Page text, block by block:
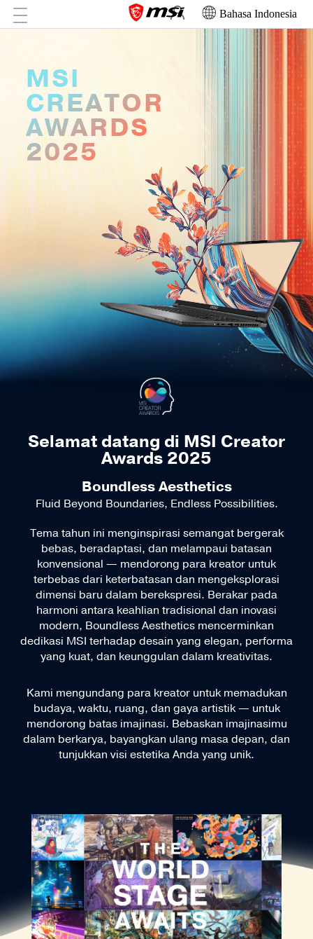
Bahasa Indonesia
MSI
CREATOR
AWARDS
2025
Selamat datang di MSI Creator
Awards 2025
Boundless Aesthetics
Fluid Beyond Boundaries, Endless Possibilities.
Tema tahun ini menginspirasi semangat bergerak
bebas, beradaptasi, dan melampaui batasan
konvensional — mendorong para kreator untuk
terbebas dari keterbatasan dan mengeksplorasi
dimensi baru dalam berekspresi. Berakar pada
harmoni antara keahlian tradisional dan inovasi
modern, Boundless Aesthetics mencerminkan
dedikasi MSI terhadap desain yang elegan, performa
yang kuat, dan keunggulan dalam kreativitas.
Kami mengundang para kreator untuk memadukan
budaya, waktu, ruang, dan gaya artistik — untuk
mendorong batas imajinasi. Bebaskan imajinasimu
dalam berkarya, bayangkan ulang masa depan, dan
tunjukkan visi estetika Anda yang unik.